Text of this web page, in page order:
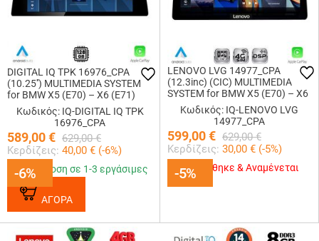
-6%
DIGITAL IQ TPK 16976_CPA
(10.25'') MULTIMEDIA SYSTEM
for BMW X5 (E70) – X6 (E71)
mod. 2006-2009 (CCC)
Κωδικός: IQ-DIGITAL IQ TPK
16976_CPA
589,00€ 629,00 €
Κερδίζεις: 40,00 € (-6%)
-6%
Παράδοση σε 1-3 εργάσιμες
ΑΓΟΡΑ
-5%
LENOVO LVG 14977_CPA
(12.3inc) (CIC) MULTIMEDIA
SYSTEM for BMW X5 (E70) – X6
(E71) mod. 2009-2013
Κωδικός: IQ-LENOVO LVG
14977_CPA
599,00€ 629,00 €
Κερδίζεις: 30,00 € (-5%)
-5%
Εξαντλήθηκε & Αναμένεται